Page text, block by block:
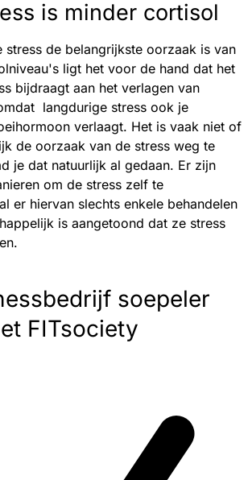
is minder cortisol
stress de belangrijkste oorzaak is van
ligt het voor de hand dat het
bijdraagt aan het verlagen van
langdurige stress ook je
verlaagt. Het is vaak niet of
de oorzaak van de stress weg te
je dat natuurlijk al gedaan. Er zijn
om de stress zelf te
er hiervan slechts enkele behandelen
is aangetoond dat ze stress
soepeler
FITsociety